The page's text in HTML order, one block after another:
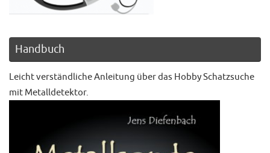
Handbuch
Leicht verständliche Anleitung über das Hobby Schatzsuche
mit Metalldetektor.